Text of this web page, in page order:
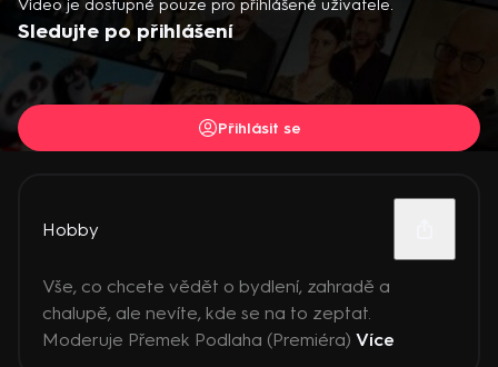
Video je dostupné pouze pro přihlášené uživatele.
Sledujte po přihlášení
Přihlásit se
Hobby
Vše, co chcete vědět o bydlení, zahradě a
chalupě, ale nevíte, kde se na to zeptat.
Moderuje Přemek Podlaha (Premiéra) Více